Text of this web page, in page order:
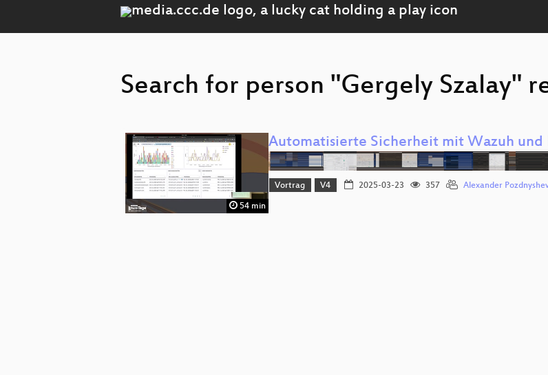
Search for person "Gergely Szalay"
54 min
Automatisierte Sicherheit mit Wazuh und
Vortrag V4 2025-03-23 357 Alexander